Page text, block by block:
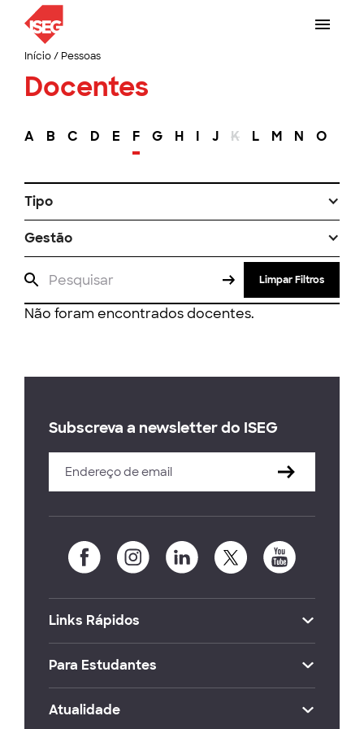
Início/ Pessoas
Docentes
A B C D E F G H I J K L M N O
Tipo
Gestão
Limpar Filtros
Não foram encontrados docentes.
Subscreva a newsletter do ISEG
Links Rápidos
Para Estudantes
Atualidade